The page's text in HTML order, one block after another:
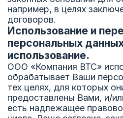
например, в целях
договоров.
Использование и
персональных
использование.
ООО «Компания ВТС»
обрабатывает Ваши
тех целях, для которых
предоставлены Вами, и/
есть надлежащее